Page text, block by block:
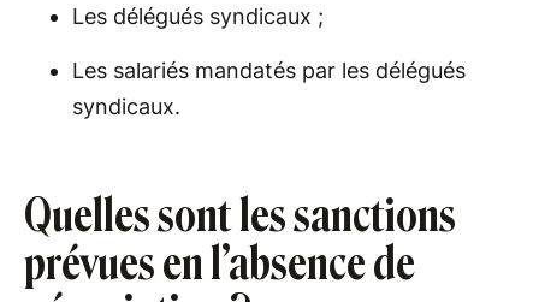
Les délégués syndicaux ;
Les salariés mandatés par les délégués
syndicaux.
Quelles sont les sanctions
prévues en l’absence de